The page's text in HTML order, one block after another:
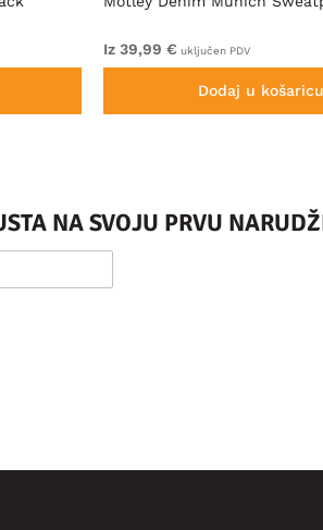
Iz 39,99 € uključen PDV
Dodaj u košaricu
NA SVOJU PRVU